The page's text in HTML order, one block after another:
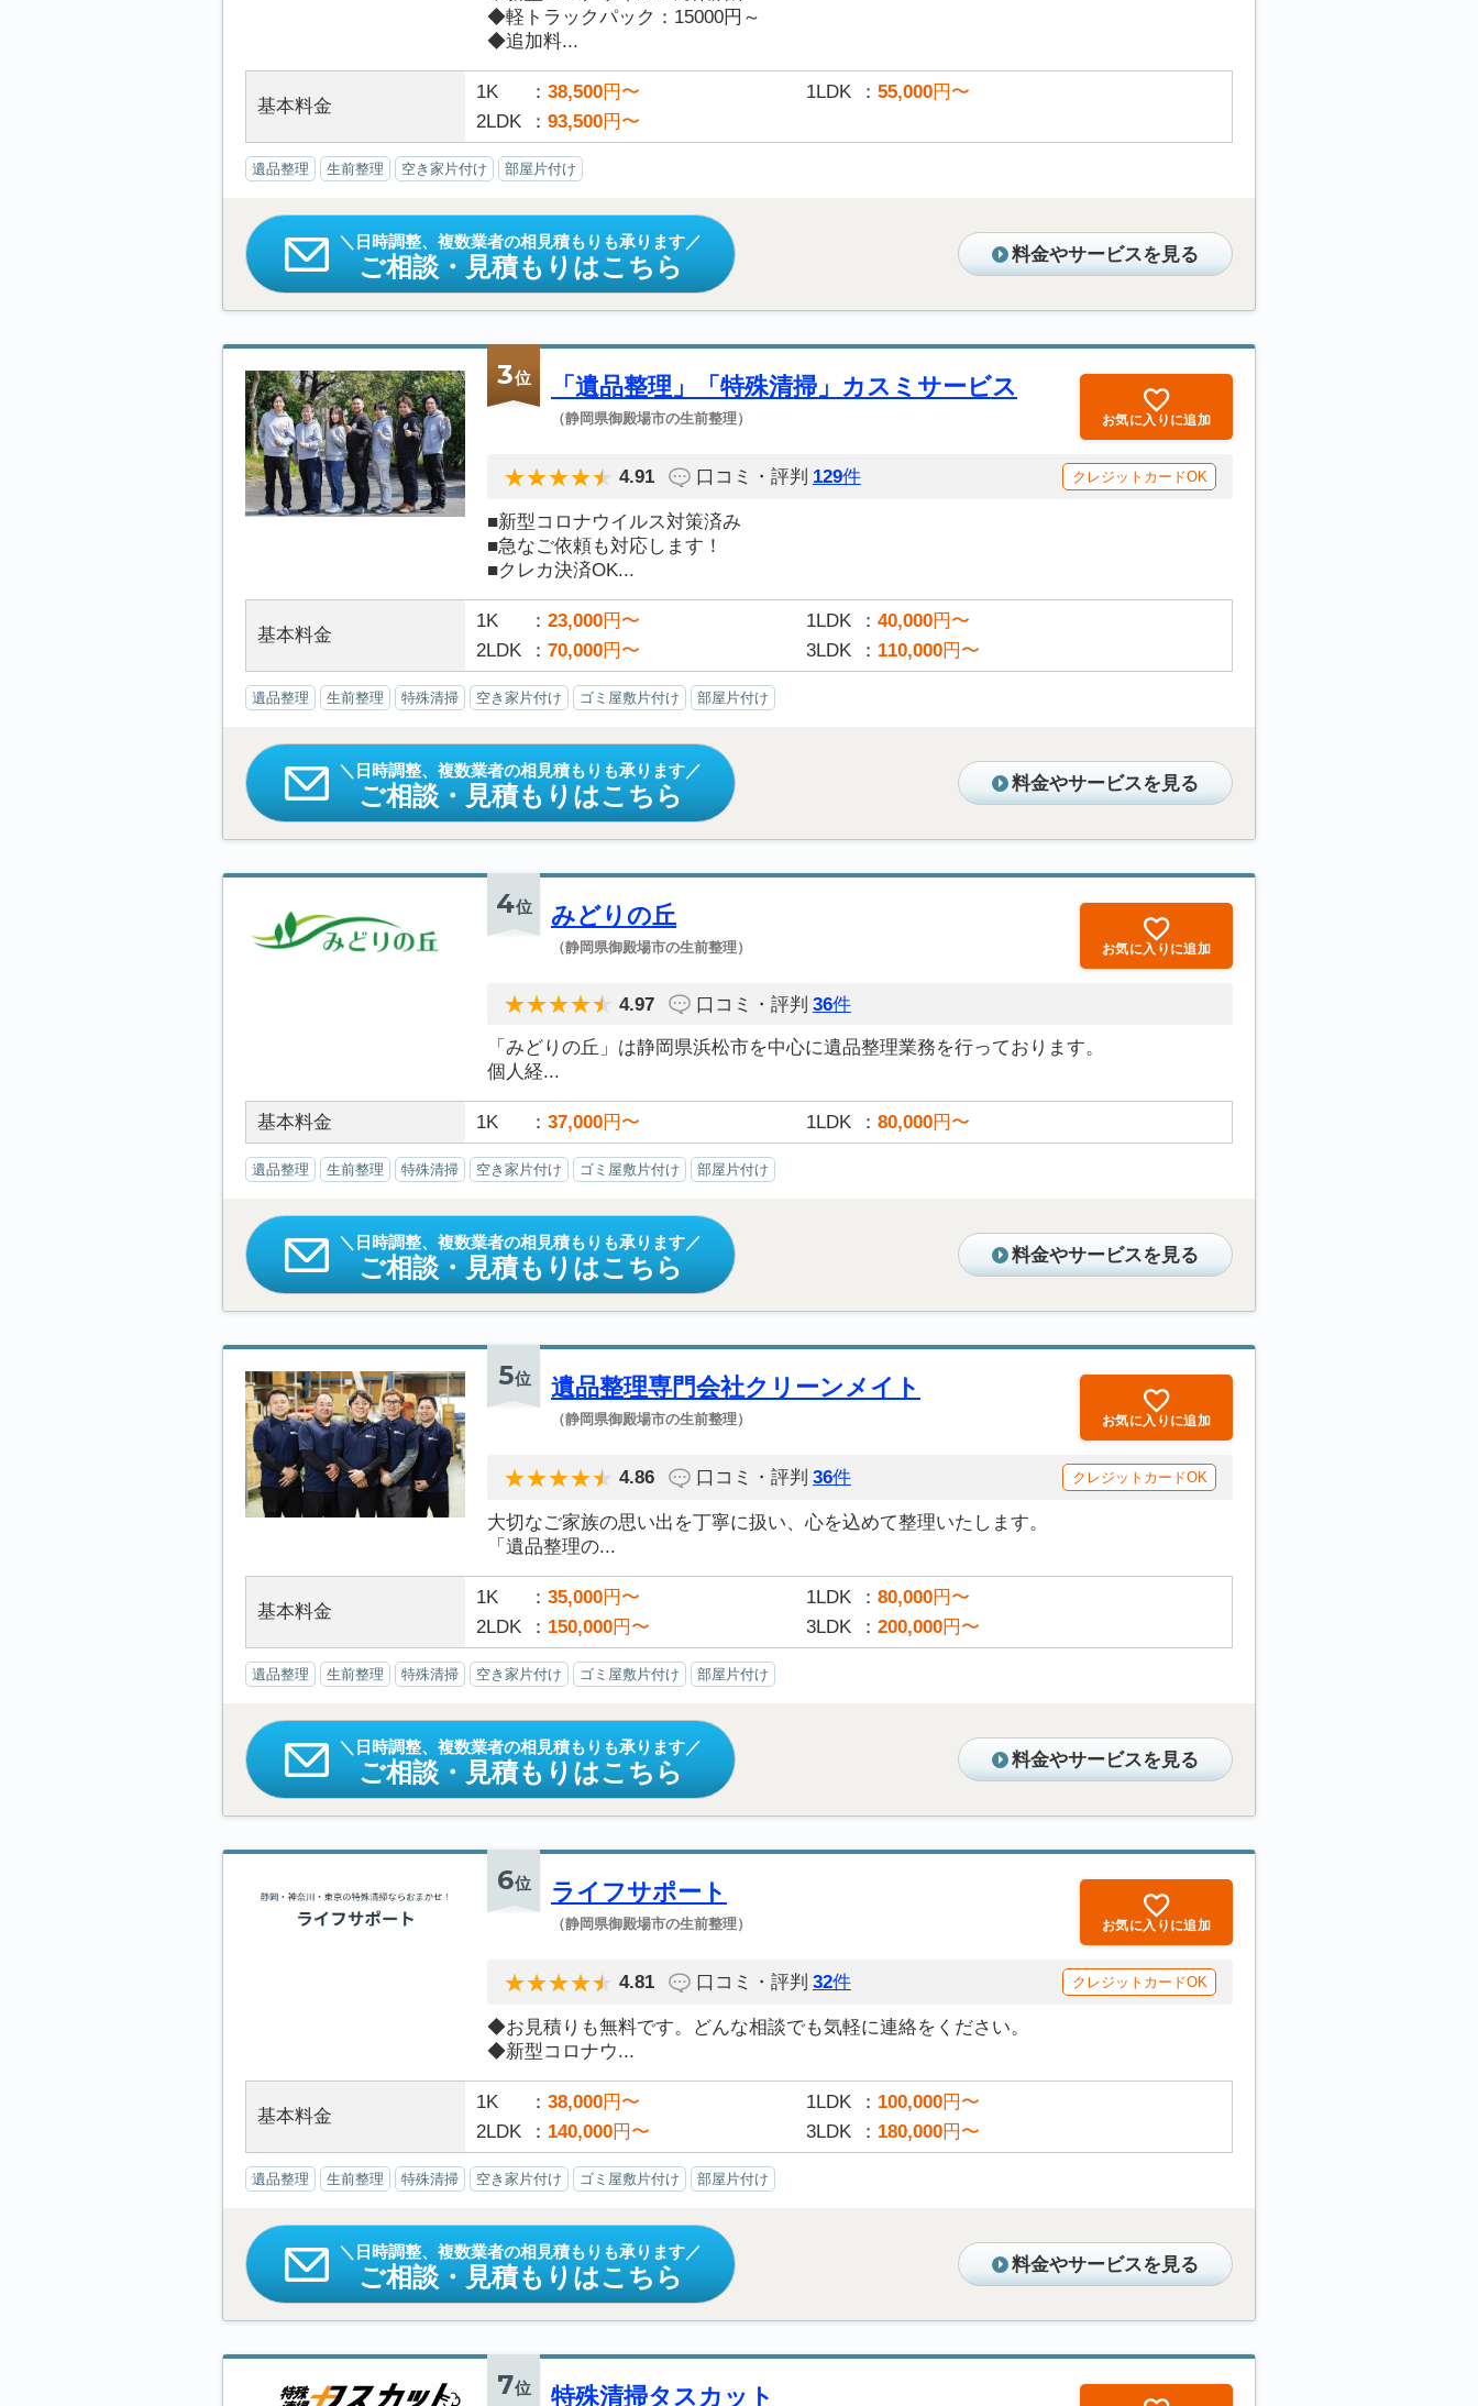
◆軽トラックパック：15000円～
◆追加料...
基本料金
1K 38,500円〜 1LDK 55,000円〜
2LDK
93,500円〜
遺品整理 生前整理 空き家片付け 部屋片付け
日時調整、複数業者の相見積もりも承ります
ご相談・見積もりはこちら 料金やサービスを見る
3位 「遺品整理」「特殊清掃」カスミサービス
（静岡県御殿場市の生前整理） お気に入りに追加
4.91 口コミ・評判 129件 クレジットカードOK
■新型コロナウイルス対策済み
■急なご依頼も対応します！
■クレカ決済OK...
基本料金
1K 23,000円〜 1LDK 40,000円〜
2LDK
70,000円〜 3LDK 110,000円〜
遺品整理 生前整理 特殊清掃 空き家片付け ゴミ屋敷片付け 部屋片付け
日時調整、複数業者の相見積もりも承ります
ご相談・見積もりはこちら 料金やサービスを見る
4位 みどりの丘
（静岡県御殿場市の生前整理） お気に入りに追加
4.97 口コミ・評判 36件
「みどりの丘」は静岡県浜松市を中心に遺品整理業務を行っております。
個人経...
基本料金 1K 37,000円〜 1LDK 80,000円〜
遺品整理 生前整理 特殊清掃 空き家片付け ゴミ屋敷片付け 部屋片付け
日時調整、複数業者の相見積もりも承ります
ご相談・見積もりはこちら 料金やサービスを見る
5位 遺品整理専門会社クリーンメイト
（静岡県御殿場市の生前整理） お気に入りに追加
4.86 口コミ・評判 36件 クレジットカードOK
大切なご家族の思い出を丁寧に扱い、心を込めて整理いたします。
「遺品整理の...
基本料金
1K 35,000円〜 1LDK 80,000円〜
2LDK
150,000円〜 3LDK 200,000円〜
遺品整理 生前整理 特殊清掃 空き家片付け ゴミ屋敷片付け 部屋片付け
日時調整、複数業者の相見積もりも承ります
ご相談・見積もりはこちら 料金やサービスを見る
6位 ライフサポート
（静岡県御殿場市の生前整理） お気に入りに追加
4.81 口コミ・評判 32件 クレジットカードOK
◆お見積りも無料です。どんな相談でも気軽に連絡をください。
◆新型コロナウ...
基本料金
1K 38,000円〜 1LDK 100,000円〜
2LDK
140,000円〜 3LDK 180,000円〜
遺品整理 生前整理 特殊清掃 空き家片付け ゴミ屋敷片付け 部屋片付け
日時調整、複数業者の相見積もりも承ります
ご相談・見積もりはこちら 料金やサービスを見る
7位 特殊清掃タスカット